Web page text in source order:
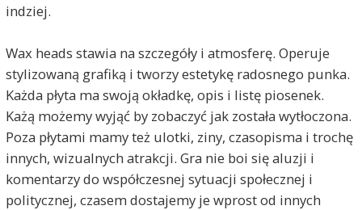
indziej.
Wax heads stawia na szczegóły i atmosferę. Operuje
stylizowaną grafiką i tworzy estetykę radosnego punka.
Każda płyta ma swoją okładkę, opis i listę piosenek.
Każą możemy wyjąć by zobaczyć jak została wytłoczona.
Poza płytami mamy też ulotki, ziny, czasopisma i trochę
innych, wizualnych atrakcji. Gra nie boi się aluzji i
komentarzy do współczesnej sytuacji społecznej i
politycznej, czasem dostajemy je wprost od innych